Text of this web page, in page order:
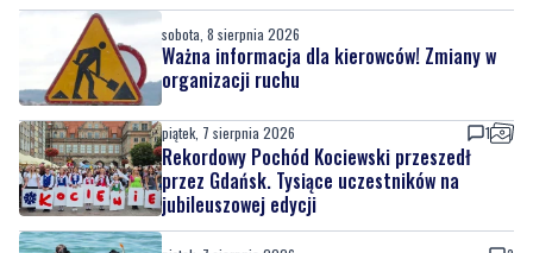
sobota, 8 sierpnia 2026
Ważna informacja dla kierowców! Zmiany w
organizacji ruchu
piątek, 7 sierpnia 2026 1
Rekordowy Pochód Kociewski przeszedł
przez Gdańsk. Tysiące uczestników na
jubileuszowej edycji